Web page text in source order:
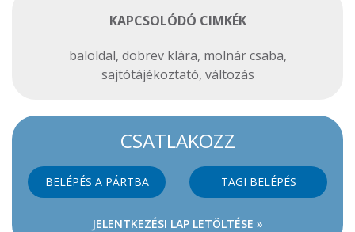
KAPCSOLÓDÓ CIMKÉK
baloldal, dobrev klára, molnár csaba,
sajtótájékoztató, változás
CSATLAKOZZ
BELÉPÉS A PÁRTBA TAGI BELÉPÉS
JELENTKEZÉSI LAP LETÖLTÉSE »